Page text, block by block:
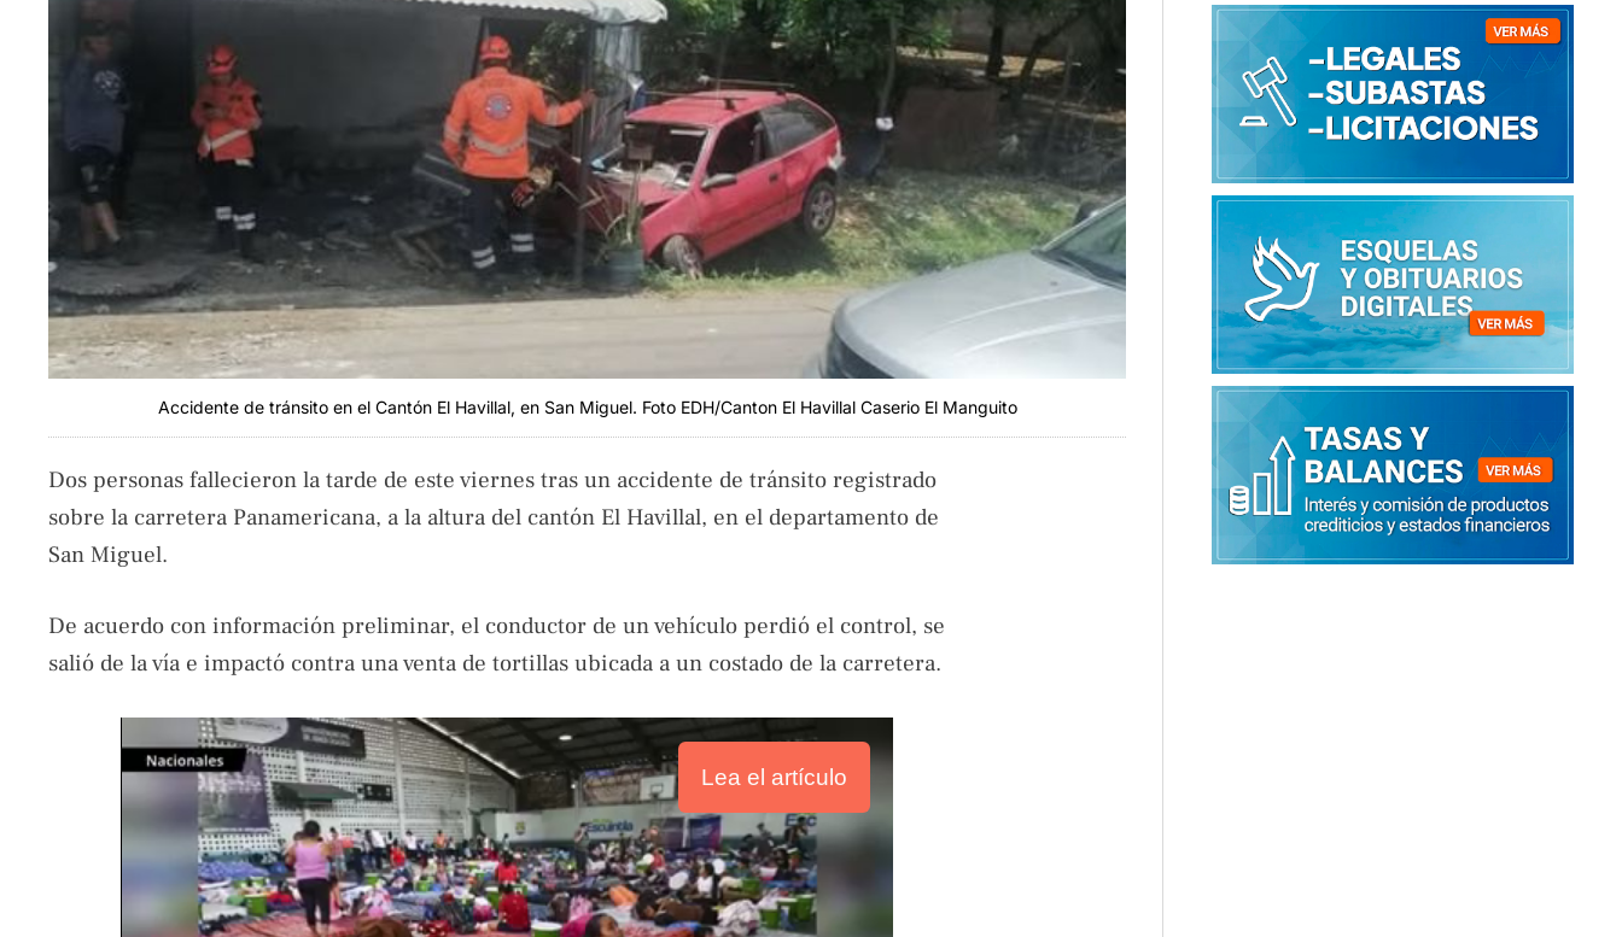
Accidente de tránsito en el Cantón El Havillal, en San Miguel. Foto EDH/Canton El Havillal Caserio El Manguito
Dos personas fallecieron la tarde de este viernes tras un accidente de tránsito registrado
sobre la carretera Panamericana, a la altura del cantón El Havillal, en el departamento de
San Miguel.
De acuerdo con información preliminar, el conductor de un vehículo perdió el control, se
salió de la vía e impactó contra una venta de tortillas ubicada a un costado de la carretera.
Lea el artículo